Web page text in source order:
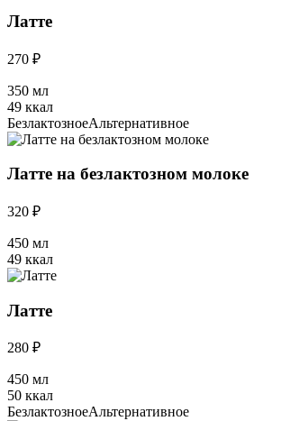
Латте
270 ₽
350 мл
49 ккал
БезлактозноеАльтернативное
Латте на безлактозном молоке
320 ₽
450 мл
49 ккал
Латте
280 ₽
450 мл
50 ккал
БезлактозноеАльтернативное